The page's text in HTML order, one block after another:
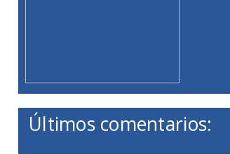
Últimos comentarios: